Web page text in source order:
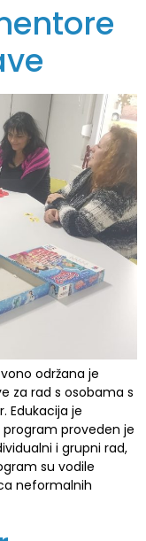
održana je
za rad s osobama s
Edukacija je
proveden je
i grupni rad,
su vodile
neformalnih